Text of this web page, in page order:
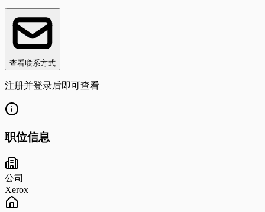
查看联系方式
注册并登录后即可查看
职位信息
公司
Xerox